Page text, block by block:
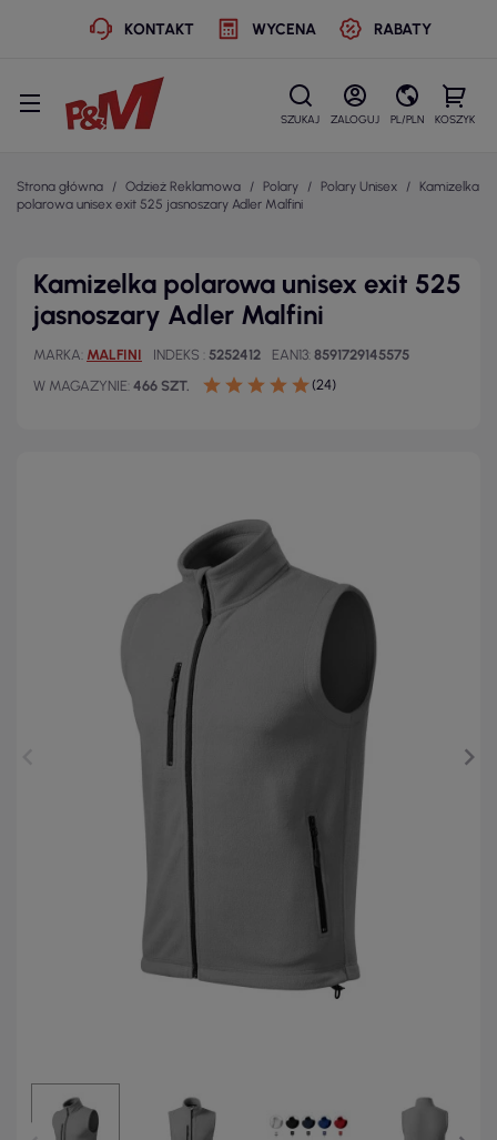
KONTAKT WYCENA RABATY
SZUKAJ ZALOGUJ PL/PLN KOSZYK
Strona główna Odzież Reklamowa Polary Polary Unisex
Kamizelka
polarowa unisex exit 525 jasnoszary Adler Malfini
Kamizelka polarowa unisex exit 525
jasnoszary Adler Malfini
MARKA MALFINI INDEKS 5252412 EAN13 8591729145575
W MAGAZYNIE 466 SZT. (24)